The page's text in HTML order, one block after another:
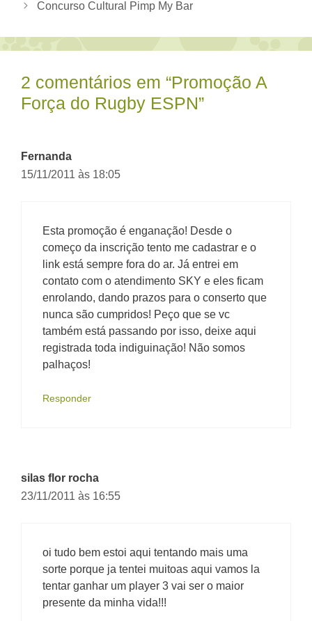
Concurso Cultural Pimp My Bar
2 comentários em “Promoção A
Força do Rugby ESPN”
Fernanda
15/11/2011 às 18:05
Esta promoção é enganação! Desde o
começo da inscrição tento me cadastrar e o
link está sempre fora do ar. Já entrei em
contato com o atendimento SKY e eles ficam
enrolando, dando prazos para o conserto que
nunca são cumpridos! Peço que se vc
também está passando por isso, deixe aqui
registrada toda indiguinação! Não somos
palhaços!
Responder
silas flor rocha
23/11/2011 às 16:55
oi tudo bem estoi aqui tentando mais uma
sorte porque ja tentei muitoas aqui vamos la
tentar ganhar um player 3 vai ser o maior
presente da minha vida!!!